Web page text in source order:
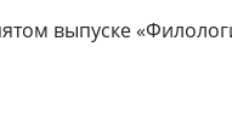
выпуске